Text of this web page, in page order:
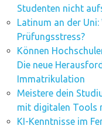
Studenten nicht
Latinum an der
Prüfungsstress?
Können
Die neue
Immatrikulation
Meistere dein
mit digitalen Tools
KI-Kenntnisse im